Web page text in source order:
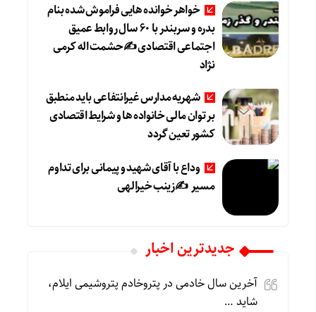
خواهر خوانده هایی فراموش شده بنام
بدره و سربندر با ۶۰ سال روابط عمیق
اجتماعی اقتصادی ✍حشمت اله کرمی
نژاد
شهریه مدارس غیرانتفاعی باید منطبق
بر توان مالی خانواده ها و شرایط اقتصادی
کشور تعین گردد
وداع با آقای شهید و پیمانی برای تداوم
مسیر ✍زینب خیرالهی
جديدترين اخبار
آخرین سال خادمی در پتروخادم پتروشیمی ایلام،
شاید …